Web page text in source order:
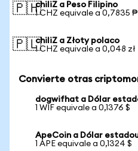
🇵🇭chiliZ a Peso Filipino
1 CHZ equivale a 0,7835 ₱
🇵🇱chiliZ a Złoty polaco
1 CHZ equivale a 0,048 zł
Convierte otras
dogwifhat a Dólar
1 WIF equivale a 0,1376 $
ApeCoin a Dólar
1 APE equivale a 0,1324 $